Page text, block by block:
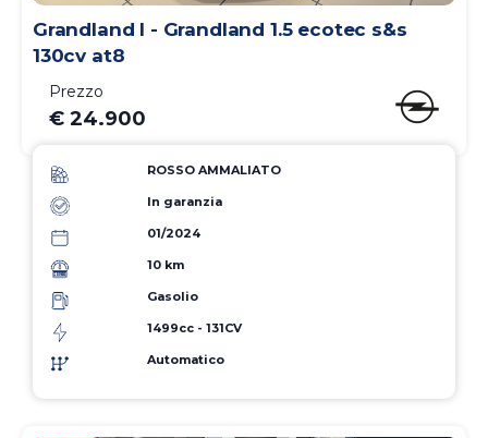
Grandland I - Grandland 1.5 ecotec s&s
130cv at8
Prezzo
€ 24.900
ROSSO AMMALIATO
In garanzia
01/2024
10 km
Gasolio
1499cc - 131CV
Automatico